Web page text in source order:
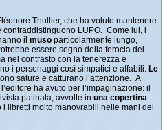
Thullier, che ha voluto mantenere
contraddistinguono LUPO. Come lui, i
i l muso particolarmente lungo,
essere segno della ferocia dei
nel contrasto con la tenerezza e
i personaggi così simpatici e affabili. Le
sature e catturano l’attenzione. A
ha avuto per l’impaginazione: il
patinata, avvolte in una copertina
i libretti molto manovrabili nelle mani dei